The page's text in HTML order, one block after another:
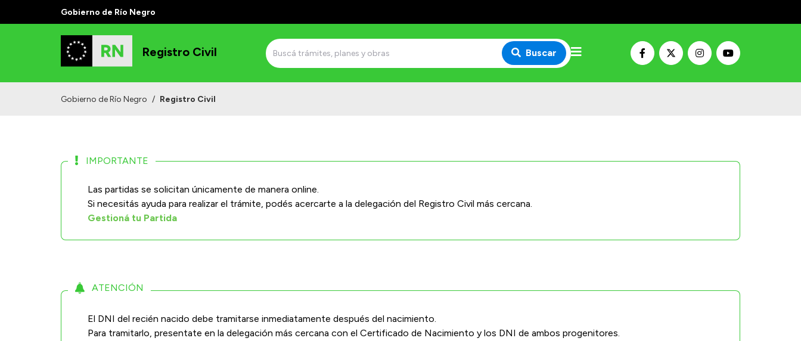
Gobierno de Río Negro
Registro Civil Buscar
Gobierno de Río Negro / Registro Civil
IMPORTANTE
Las partidas se solicitan únicamente de manera online.
Si necesitás ayuda para realizar el trámite, podés acercarte a la delegación del Registro Civil más cercana.
Gestioná tu Partida
ATENCIÓN
El DNI del recién nacido debe tramitarse inmediatamente después del nacimiento.
Para tramitarlo, presentate en la delegación más cercana con el Certificado de Nacimiento y los DNI de ambos progenitores.